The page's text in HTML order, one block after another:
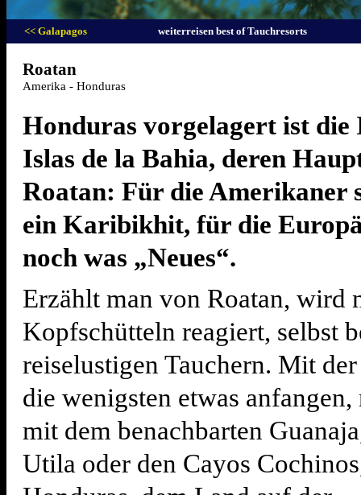
<< Galapagos weiterreisen best of Tauchresorts
Roatan
Amerika - Honduras
Honduras vorgelagert ist die
Islas de la Bahia, deren
Roatan: Für die Amerikaner
ein Karibikhit, für die
noch was „Neues“.
Erzählt man von Roatan, wird
Kopfschütteln reagiert, selbst
reiselustigen Tauchern. Mit
die wenigsten etwas
mit dem benachbarten
Utila oder den Cayos